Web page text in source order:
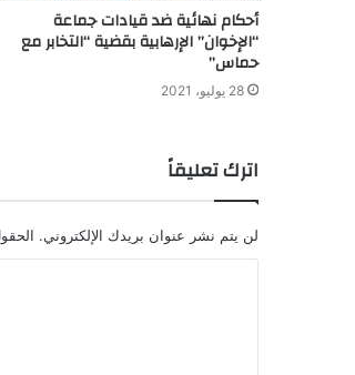
أحكام نهائية ضد قيادات جماعة
“الإخوان” الإرهابية بقضية “التخابر مع
حماس”
28 يوليو، 2021
اترك تعليقاً
لن يتم نشر عنوان بريدك الإلكتروني.